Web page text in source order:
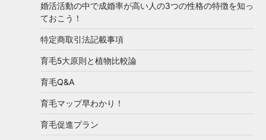
婚活活動の中で成婚率が高い人の3つの性格の特徴を知っ
ておこう！
特定商取引法記載事項
育毛5大原則と植物比較論
育毛Q&A
育毛マップ早わかり！
育毛促進プラン